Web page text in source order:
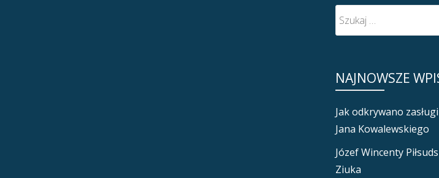
NAJNOWSZE
Jak odkrywano
Jana Kowalewskiego
Józef Wincenty
Ziuka